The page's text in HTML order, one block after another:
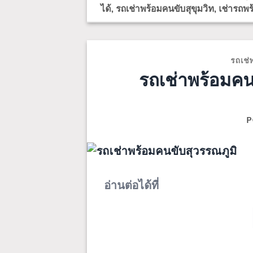
ได้, รถเช่าพร้อมคนขับสุขุมวิท, เช่ารถพ
รถเช่
รถเช่าพร้อม
อ่านต่อได้ที่